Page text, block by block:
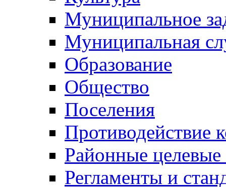
Муниципальное
Муниципальная
Образование
Общество
Поселения
Противодействие
Районные
Регламенты и